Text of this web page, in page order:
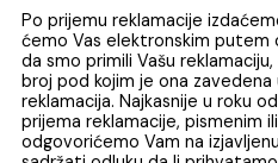
dostavite robu na koju se
drugi dokaz o kupovini tih
kao i garantni list ukoliko je
Minotti ima ugovorni odnos
službom preko koje
trgovca. Prilikom
dostavite ambalažu.